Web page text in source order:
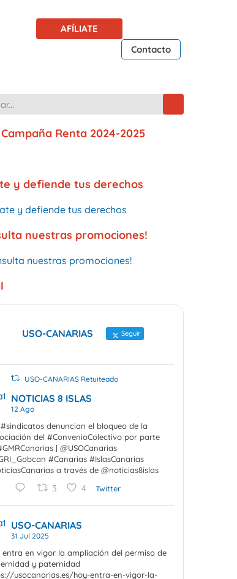
AFÍLIATE
Contacto
Renta 2024-2025
y defiende tus derechos
nuestras promociones!
USO-CANARIAS Seguir
USO-CANARIAS Retuiteado
NOTICIAS 8 ISLAS
12 Ago
#sindicatos denuncian el bloqueo de la
del #ConvenioColectivo por parte
| @USOCanarias
#Canarias #IslasCanarias
a través de @noticias8islas
3 4 Twitter
USO-CANARIAS
31 Jul 2025
entra en vigor la ampliación del permiso de
y paternidad
usocanarias.es/hoy-entra-en-vigor-la-